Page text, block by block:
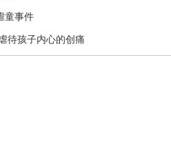
童事件
待孩子内心的创痛